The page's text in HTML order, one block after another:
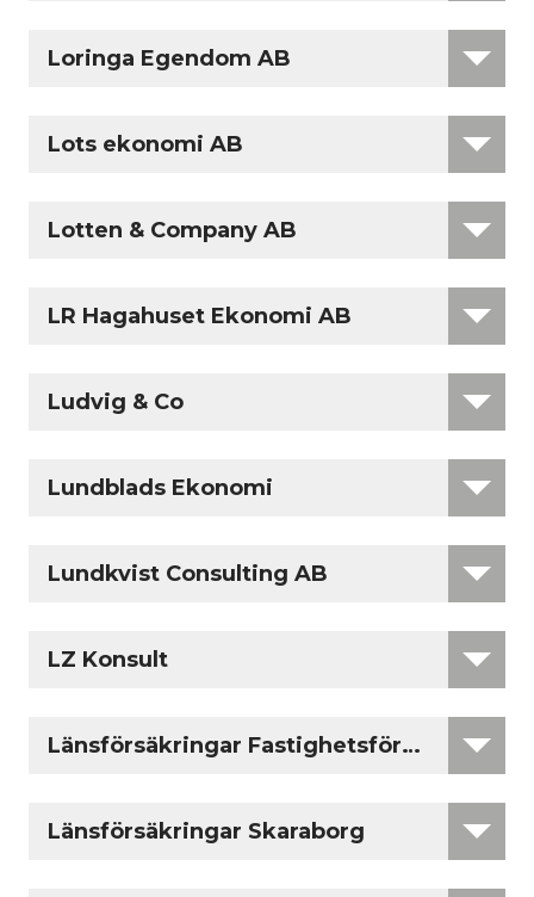
Loringa Egendom AB
Lots ekonomi AB
Lotten & Company AB
LR Hagahuset Ekonomi AB
Ludvig & Co
Lundblads Ekonomi
Lundkvist Consulting AB
LZ Konsult
Länsförsäkringar Fastighetsförmedling
Länsförsäkringar Skaraborg